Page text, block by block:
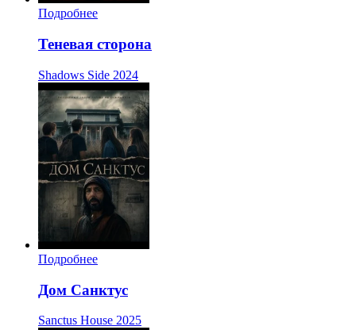
Подробнее
Теневая сторона
Shadows Side 2024
Подробнее
Дом Санктус
Sanctus House 2025